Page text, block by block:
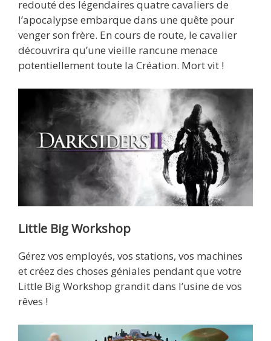
redouté des légendaires quatre cavaliers de
l’apocalypse embarque dans une quête pour
venger son frère. En cours de route, le cavalier
découvrira qu’une vieille rancune menace
potentiellement toute la Création. Mort vit !
Little Big Workshop
Gérez vos employés, vos stations, vos machines
et créez des choses géniales pendant que votre
Little Big Workshop grandit dans l’usine de vos
rêves !